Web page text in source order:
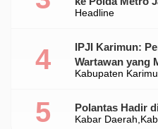
Headline
Kabupaten
IPJI Karimun:
Wartawan yang
Dikoreksi
Kabar Daerah
Polantas Hadir